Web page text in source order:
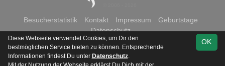
Besucherstatistik Kontakt Impressum
Geburtstage
Datenschutz
OK
Diese Webseite verwendet Cookies, um Dir den
bestmöglichen Service bieten zu können. Entsprechende
Informationen findest Du unter Datenschutz.